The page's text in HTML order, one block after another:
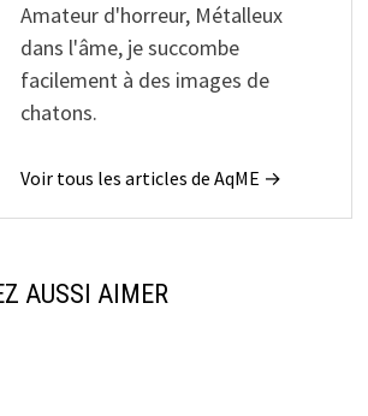
Amateur d'horreur, Métalleux
dans l'âme, je succombe
facilement à des images de
chatons.
Voir tous les articles de AqME →
AUSSI AIMER